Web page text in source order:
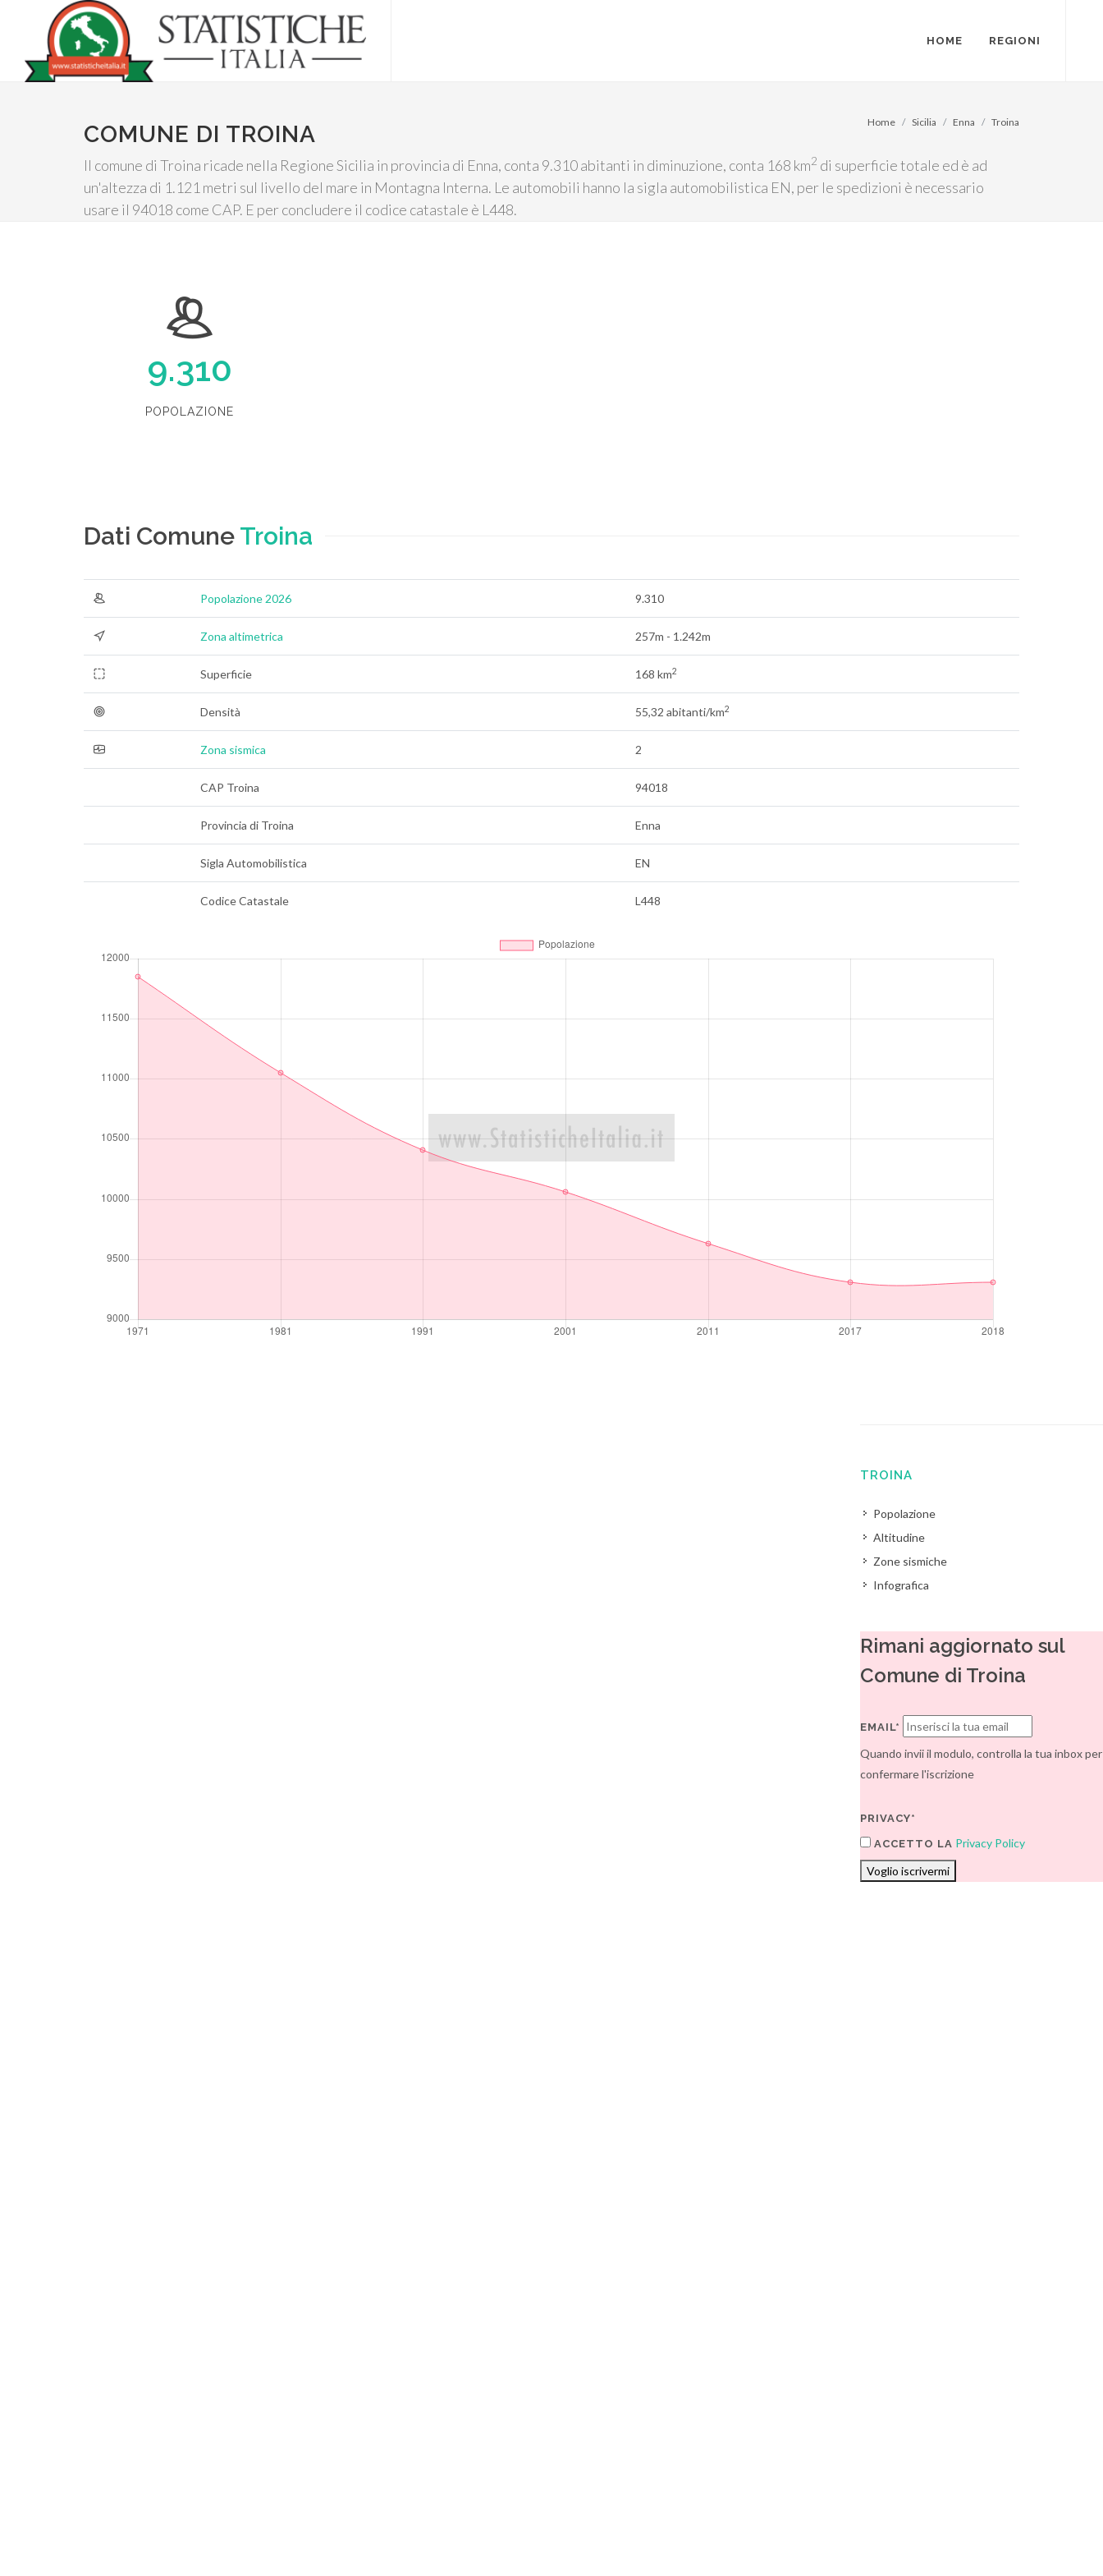
HOME REGIONI
COMUNE DI TROINA
Il comune di Troina ricade nella Regione Sicilia in provincia di Enna, conta 9.310 abitanti in diminuzione, conta 168 km2 di superficie totale ed è ad
un'altezza di 1.121 metri sul livello del mare in Montagna Interna. Le automobili hanno la sigla automobilistica EN, per le spedizioni è necessario
usare il 94018 come CAP. E per concludere il codice catastale è L448.
Home Sicilia Enna Troina
9.310
POPOLAZIONE
Dati Comune Troina
Popolazione 2026 9.310
Zona altimetrica 257m - 1.242m
Superficie 168 km2
Densità 55,32 abitanti/km2
Zona sismica 2
CAP Troina 94018
Provincia di Troina Enna
Sigla Automobilistica EN
Codice Catastale L448
TROINA
Popolazione
Altitudine
Zone sismiche
Infografica
Rimani aggiornato sul
Comune di Troina
EMAIL*
Quando invii il modulo, controlla la tua inbox per
confermare l'iscrizione
PRIVACY*
ACCETTO LA Privacy Policy
Voglio iscrivermi